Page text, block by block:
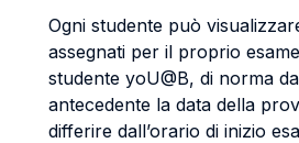
Ogni studente può
assegnati per il proprio
studente yoU@B, di norma
antecedente la data della
differire dall’orario di inizio